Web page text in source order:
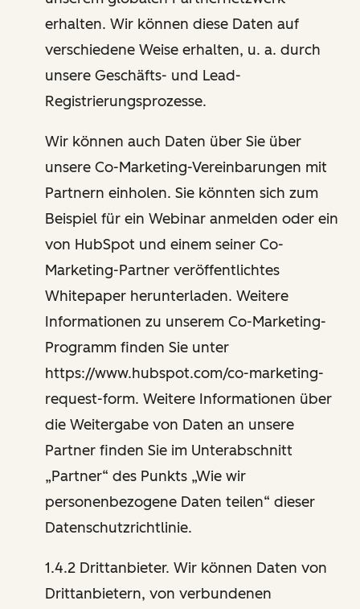
erhalten. Wir können diese Daten auf
verschiedene Weise erhalten, u. a. durch
unsere Geschäfts- und Lead-
Registrierungsprozesse.
Wir können auch Daten über Sie über
unsere Co-Marketing-Vereinbarungen mit
Partnern einholen. Sie könnten sich zum
Beispiel für ein Webinar anmelden oder ein
von HubSpot und einem seiner Co-
Marketing-Partner veröffentlichtes
Whitepaper herunterladen. Weitere
Informationen zu unserem Co-Marketing-
Programm finden Sie unter
https://www.hubspot.com/co-marketing-
request-form. Weitere Informationen über
die Weitergabe von Daten an unsere
Partner finden Sie im Unterabschnitt
„Partner“ des Punkts „Wie wir
personenbezogene Daten teilen“ dieser
Datenschutzrichtlinie.
1.4.2 Drittanbieter. Wir können Daten von
Drittanbietern, von verbundenen